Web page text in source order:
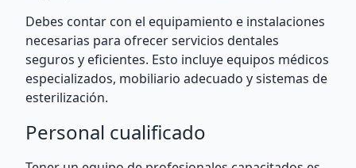
Debes contar con el equipamiento e instalaciones
necesarias para ofrecer servicios dentales
seguros y eficientes. Esto incluye equipos médicos
especializados, mobiliario adecuado y sistemas de
esterilización.
Personal cualificado